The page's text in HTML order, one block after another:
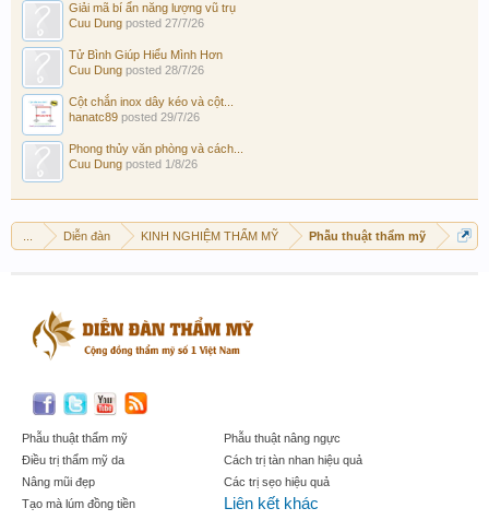
Giải mã bí ẩn năng lượng vũ trụ
Cuu Dung posted 27/7/26
Tử Bình Giúp Hiểu Mình Hơn
Cuu Dung posted 28/7/26
Cột chắn inox dây kéo và cột...
hanatc89 posted 29/7/26
Phong thủy văn phòng và cách...
Cuu Dung posted 1/8/26
Diễn đàn KINH NGHIỆM THẨM MỸ Phẫu thuật thẩm mỹ
Phẫu thuật thẩm mỹ
Điều trị thẩm mỹ da
Nâng mũi đẹp
Tạo mà lúm đồng tiền
Phẫu thuật nâng ngực
Cách trị tàn nhan hiệu quả
Các trị sẹo hiệu quả
Liên kết khác